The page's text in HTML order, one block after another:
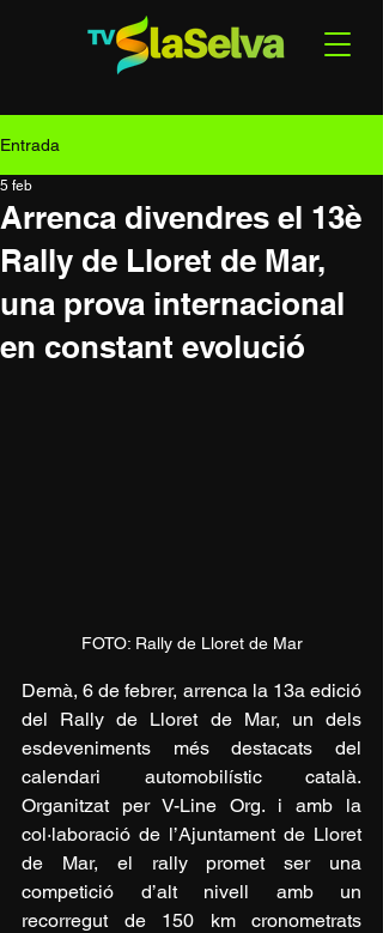
Entrada
Arrenca divendres el 13è
Rally de Lloret de Mar,
una prova internacional
en constant evolució
5 feb
FOTO: Rally de Lloret de Mar
Demà, 6 de febrer, arrenca la 13a edició
del Rally de Lloret de Mar, un dels
esdeveniments més destacats del
calendari automobilístic català.
Organitzat per V-Line Org. i amb la
col·laboració de l’Ajuntament de Lloret
de Mar, el rally promet ser una
competició d’alt nivell amb un
recorregut de 150 km cronometrats